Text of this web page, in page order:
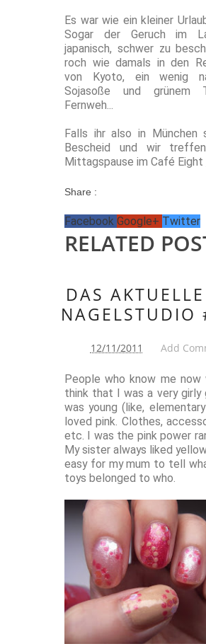
Es war wie ein kleiner
Sogar der Geruch im
japanisch, schwer zu
roch wie damals in den
von Kyoto, ein wenig
Sojasoße und grünem
Fernweh...
Falls ihr also in München
Bescheid und wir
Mittagspause im Café Eight
Share :
Facebook Google+ Twitter
RELATED
DAS AKTUELLE
NAGELSTUDIO
12/11/2011 Add
People who know me now
think that I was a very girly
was young (like, elementary
loved pink. Clothes,
etc. I was the pink power
My sister always liked
easy for my mum to tell
toys belonged to who.